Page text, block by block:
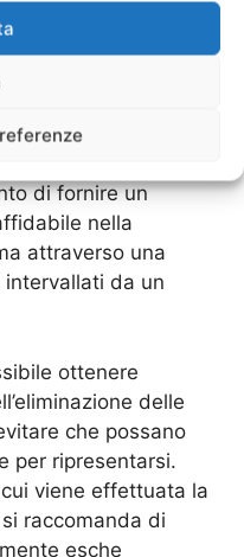
lavorazione e
di fornire un
nella
attraverso una
da un
ottenere
delle
che possano
per ripresentarsi.
viene effettuata la
raccomanda di
esche